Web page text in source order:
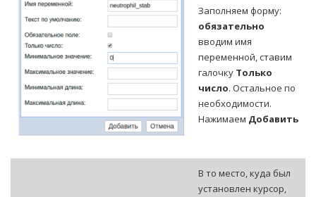
Заполняем форму:
обязательно
вводим имя
переменной, ставим
галочку Только
число. Остальное по
необходимости.
Нажимаем Добавить
В то место, куда был
установлен курсор,